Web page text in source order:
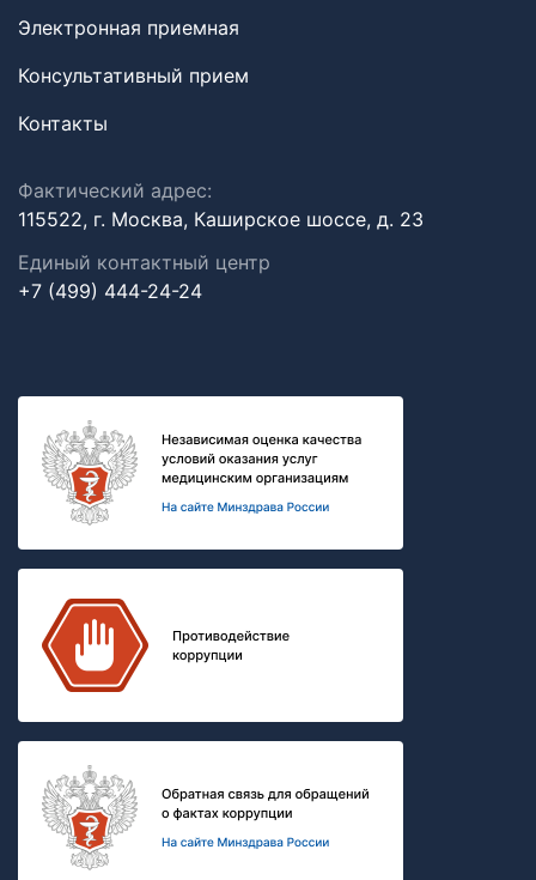
Электронная приемная
Консультативный прием
Контакты
Фактический адрес:
115522, г. Москва, Каширское шоссе, д. 23
Единый контактный центр
+7 (499) 444-24-24